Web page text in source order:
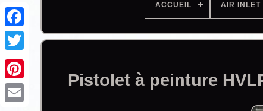
Facebook
ACCUEIL AIR INLET
Pistolet à peinture